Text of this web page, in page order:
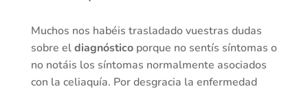
Muchos nos habéis trasladado vuestras dudas
sobre eldiagnósticoporque no sentís síntomas o
no notáis los síntomas normalmente asociados
con la celiaquía. Por desgracia la enfermedad